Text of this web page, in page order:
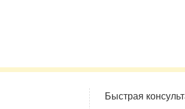
Быстрая